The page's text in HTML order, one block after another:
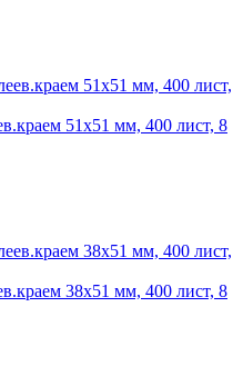
51x51 мм, 400 лист, 8
38x51 мм, 400 лист, 8